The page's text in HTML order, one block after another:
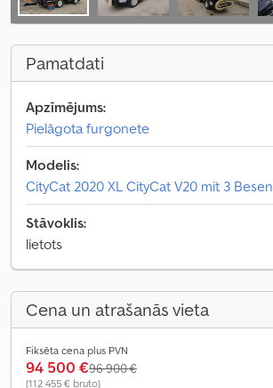
Pamatdati
Apzīmējums:
Pielāgota furgonete
Modelis:
CityCat 2020 XL CityCat V20 mit 3
Stāvoklis:
lietots
Cena un atrašanās vieta
Fiksēta cena plus PVN
94 500 €96 900 €
(112 455 € bruto)